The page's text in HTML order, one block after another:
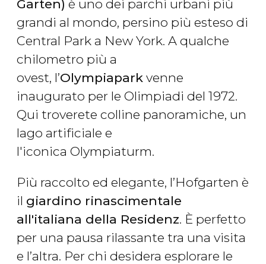
Garten) è uno dei parchi urbani più
grandi al mondo, persino più esteso di
Central Park a New York. A qualche
chilometro più a
ovest, l’Olympiapark venne
inaugurato per le Olimpiadi del 1972.
Qui troverete colline panoramiche, un
lago artificiale e
l'iconica Olympiaturm.
Più raccolto ed elegante, l’Hofgarten è
il giardino rinascimentale
all'italiana della Residenz. È perfetto
per una pausa rilassante tra una visita
e l’altra. Per chi desidera esplorare le